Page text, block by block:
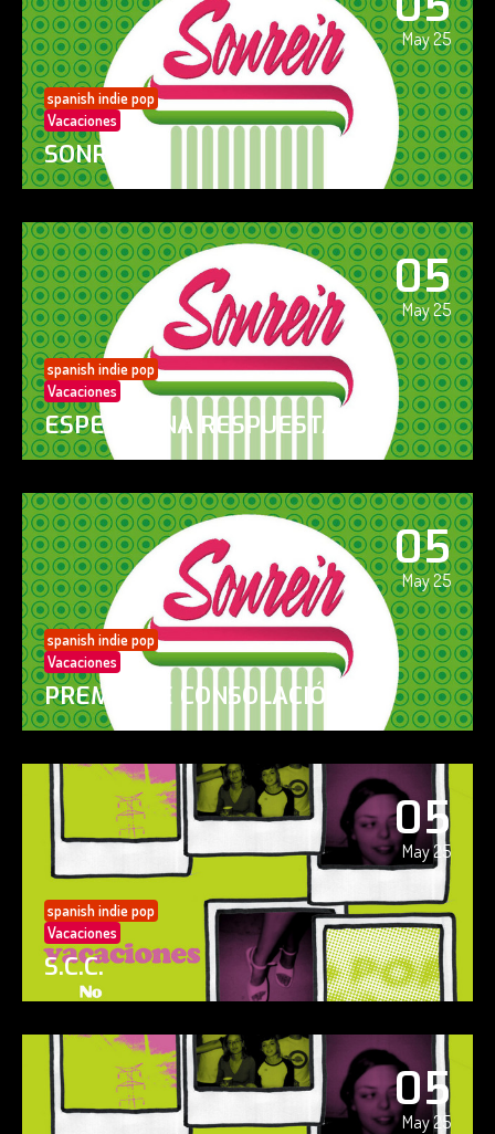
May 25
spanish indie pop
Vacaciones
SONREÍR
05
May 25
spanish indie pop
Vacaciones
ESPERO UNA RESPUESTA
05
May 25
spanish indie pop
Vacaciones
PREMIO DE CONSOLACIÓN
05
May 25
spanish indie pop
Vacaciones
S.C.C.
05
May 25